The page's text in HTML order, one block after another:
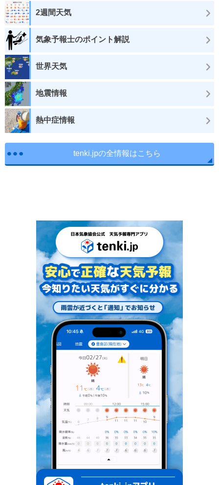
2週間天気
気象予報士のポイント解説
世界天気
地震情報
熱中症情報
tenki.jpの全情報はこちら